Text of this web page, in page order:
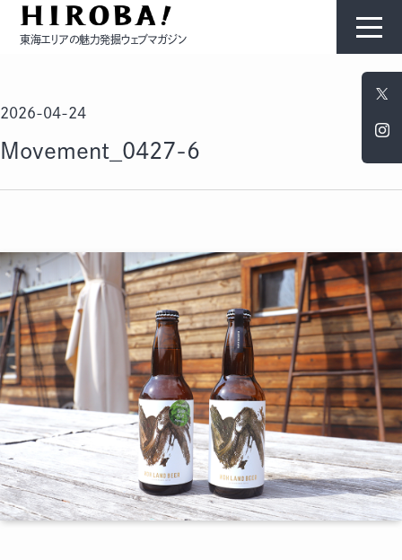
東海エリアの魅力発掘ウェブマガジン
コンテンツ
モノ ひと
季節・まち まち・スポット
2026-04-24
Movement_0427-6